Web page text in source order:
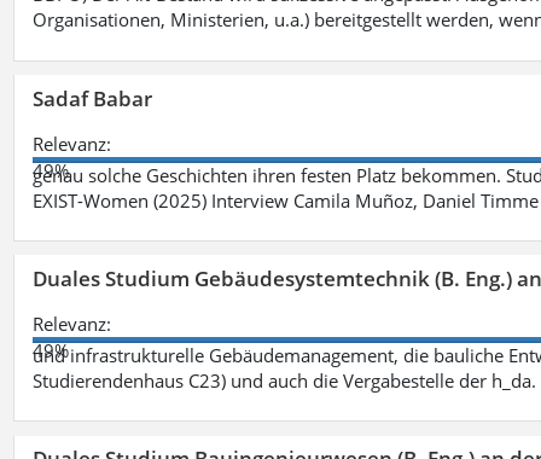
Organisationen, Ministerien, u.a.) bereitgestellt werden,
Sadaf Babar
Relevanz:
49%
genau solche Geschichten ihren festen Platz bekommen.
EXIST-Women (2025) Interview Camila Muñoz, Daniel
Duales Studium Gebäudesystemtechnik (B. Eng.)
Relevanz:
49%
und infrastrukturelle Gebäudemanagement, die bauliche
Studierendenhaus C23) und auch die Vergabestelle der